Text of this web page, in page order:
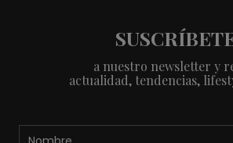
a nuestro newsletter y
actualidad, tendencias,